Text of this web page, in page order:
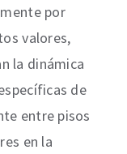
por
valores,
la dinámica
de
entre pisos
en la